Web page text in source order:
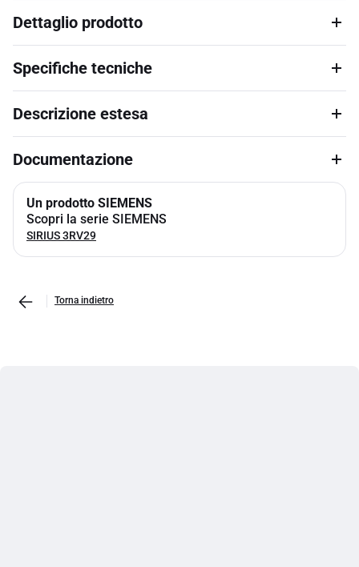
Dettaglio prodotto
Specifiche tecniche
Descrizione estesa
Documentazione
Un prodotto SIEMENS
Scopri la serie SIEMENS
SIRIUS 3RV29
Torna indietro